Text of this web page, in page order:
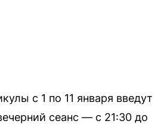
с 1 по 11 января введут
сеанс — с 21:30 до